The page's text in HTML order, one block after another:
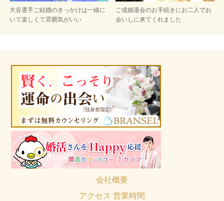
大谷選手ご結婚のきっかけは一緒に
いて楽しくて雰囲気がいい
ご成婚退会のお手続きにお二人でお
会いしに来てくれました
会社概要
アクセス 営業時間